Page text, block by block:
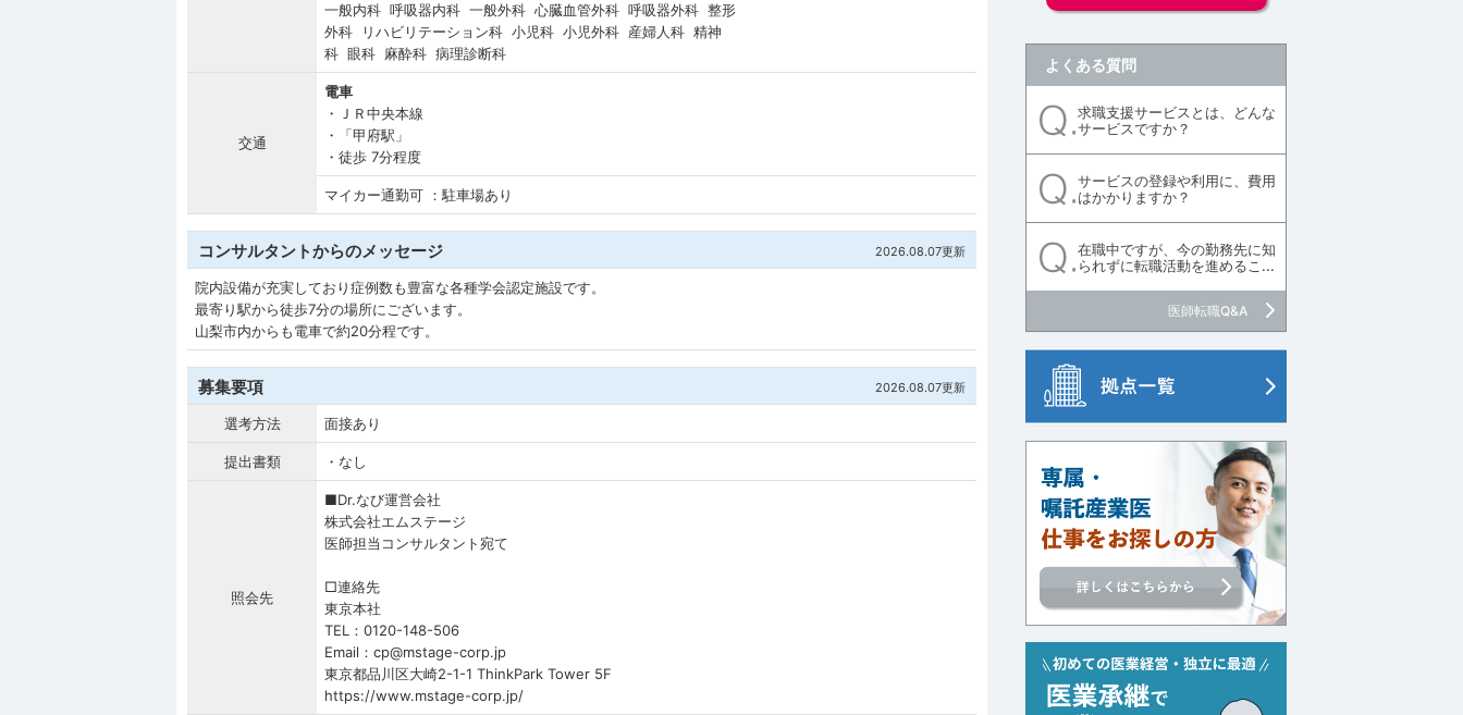
一般内科 呼吸器内科 一般外科 心臓血管外科 呼吸器外科 整形
外科 リハビリテーション科 小児科 小児外科 産婦人科 精神
科 眼科 麻酔科 病理診断科
交通
電車
・ＪＲ中央本線
・「甲府駅」
・徒歩 7分程度
マイカー通勤可 ：駐車場あり
コンサルタントからのメッセージ 2026.08.07更新
院内設備が充実しており症例数も豊富な各種学会認定施設です。
最寄り駅から徒歩7分の場所にございます。
山梨市内からも電車で約20分程です。
募集要項 2026.08.07更新
選考方法 面接あり
提出書類 ・なし
照会先
■Dr.なび運営会社
株式会社エムステージ
医師担当コンサルタント宛て
□連絡先
東京本社
TEL：0120-148-506
Email：cp@mstage-corp.jp
東京都品川区大崎2-1-1 ThinkPark Tower 5F
https://www.mstage-corp.jp/
よくある質問
求職支援サービスとは、どんな
サービスですか？
サービスの登録や利用に、費用
はかかりますか？
在職中ですが、今の勤務先に知
られずに転職活動を進めるこ...
医師転職Q&A